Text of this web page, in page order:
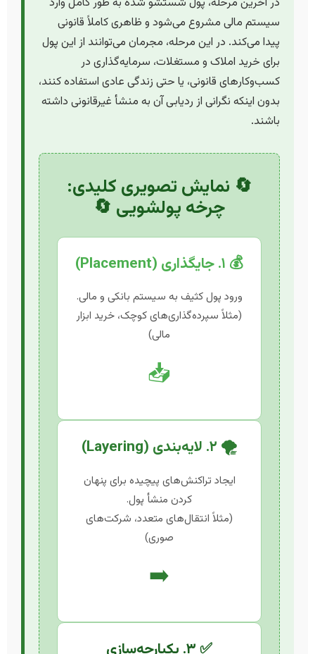
سیستم مالی مشروع می‌شود و ظاهری کاملاً قانونی
پیدا می‌کند. در این مرحله، مجرمان می‌توانند از این پول
برای خرید املاک و مستغلات، سرمایه‌گذاری در
کسب‌وکارهای قانونی، یا حتی زندگی عادی استفاده کنند،
بدون اینکه نگرانی از ردیابی آن به منشأ غیرقانونی داشته
باشند.
🔄 نمایش تصویری کلیدی:
چرخه پولشویی 🔄
💰 ۱. جایگذاری (Placement)
ورود پول کثیف به سیستم بانکی و مالی.
(مثلاً سپرده‌گذاری‌های کوچک، خرید ابزار
مالی)
📥
🌪️ ۲. لایه‌بندی (Layering)
ایجاد تراکنش‌های پیچیده برای پنهان
کردن منشأ پول.
(مثلاً انتقال‌های متعدد، شرکت‌های
صوری)
➡️